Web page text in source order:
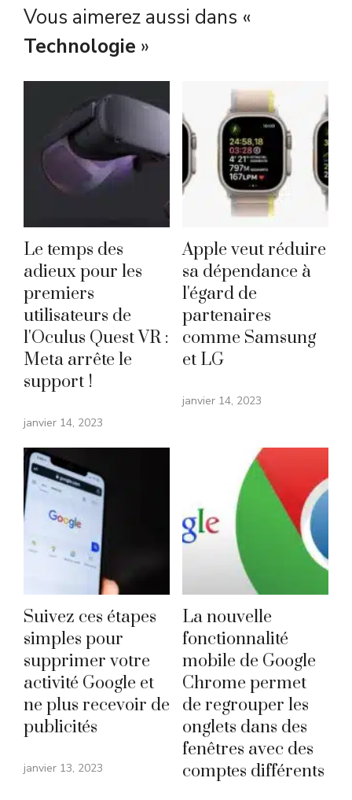
Vous aimerez aussi dans «
Technologie »
Le temps des
adieux pour les
premiers
utilisateurs de
l'Oculus Quest VR :
Meta arrête le
support !
janvier 14, 2023
Apple veut réduire
sa dépendance à
l'égard de
partenaires
comme Samsung
et LG
janvier 14, 2023
Suivez ces étapes
simples pour
supprimer votre
activité Google et
ne plus recevoir de
publicités
janvier 13, 2023
La nouvelle
fonctionnalité
mobile de Google
Chrome permet
de regrouper les
onglets dans des
fenêtres avec des
comptes différents